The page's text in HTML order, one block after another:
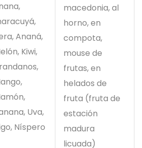
Ananá,
Kiwi,
Uva,
Níspero
macedonia, al
horno, en
compota,
mouse de
frutas, en
helados de
fruta (fruta de
estación
madura
licuada)